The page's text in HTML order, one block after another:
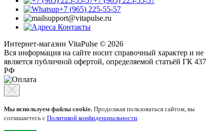
+7 (965) 225-55-57
support@vitapulse.ru
Контакты
Интернет-магазин VitaPulse © 2026
Вся информация на сайте носит справочный характер и не
является публичной офертой, определяемой статьёй ГК 437
РФ
Мы используем файлы cookie. Продолжая пользоваться сайтом, вы
соглашаетесь с Политикой конфиденциальности.